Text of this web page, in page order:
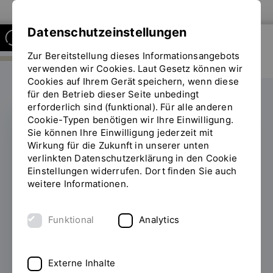
FAKULTÄT ANGEWANDTE
NATUR- UND
KULTURWISSENSCHAFTEN
REISEKOSTENZUSCHUSS
Auslandsaufenthalt
trotz kleinem
Geldbeutel
Norwegen bis Südafrika: Dank einer
Datenschutzeinstellungen
Zur Bereitstellung dieses Informationsangebots
verwenden wir Cookies. Laut Gesetz können wir
Cookies auf Ihrem Gerät speichern, wenn diese
für den Betrieb dieser Seite unbedingt
erforderlich sind (funktional). Für alle anderen
Cookie-Typen benötigen wir Ihre Einwilligung.
Sie können Ihre Einwilligung jederzeit mit
Wirkung für die Zukunft in unserer unten
verlinkten Datenschutzerklärung in den Cookie
Einstellungen widerrufen. Dort finden Sie auch
weitere Informationen.
Funktional Analytics
Externe Inhalte